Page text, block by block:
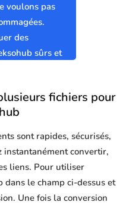
voulons pas
des
sûrs et
fichiers pour
sont rapides, sécurisés,
convertir,
liens. Pour utiliser
dans le champ ci-dessus et
Une fois la conversion